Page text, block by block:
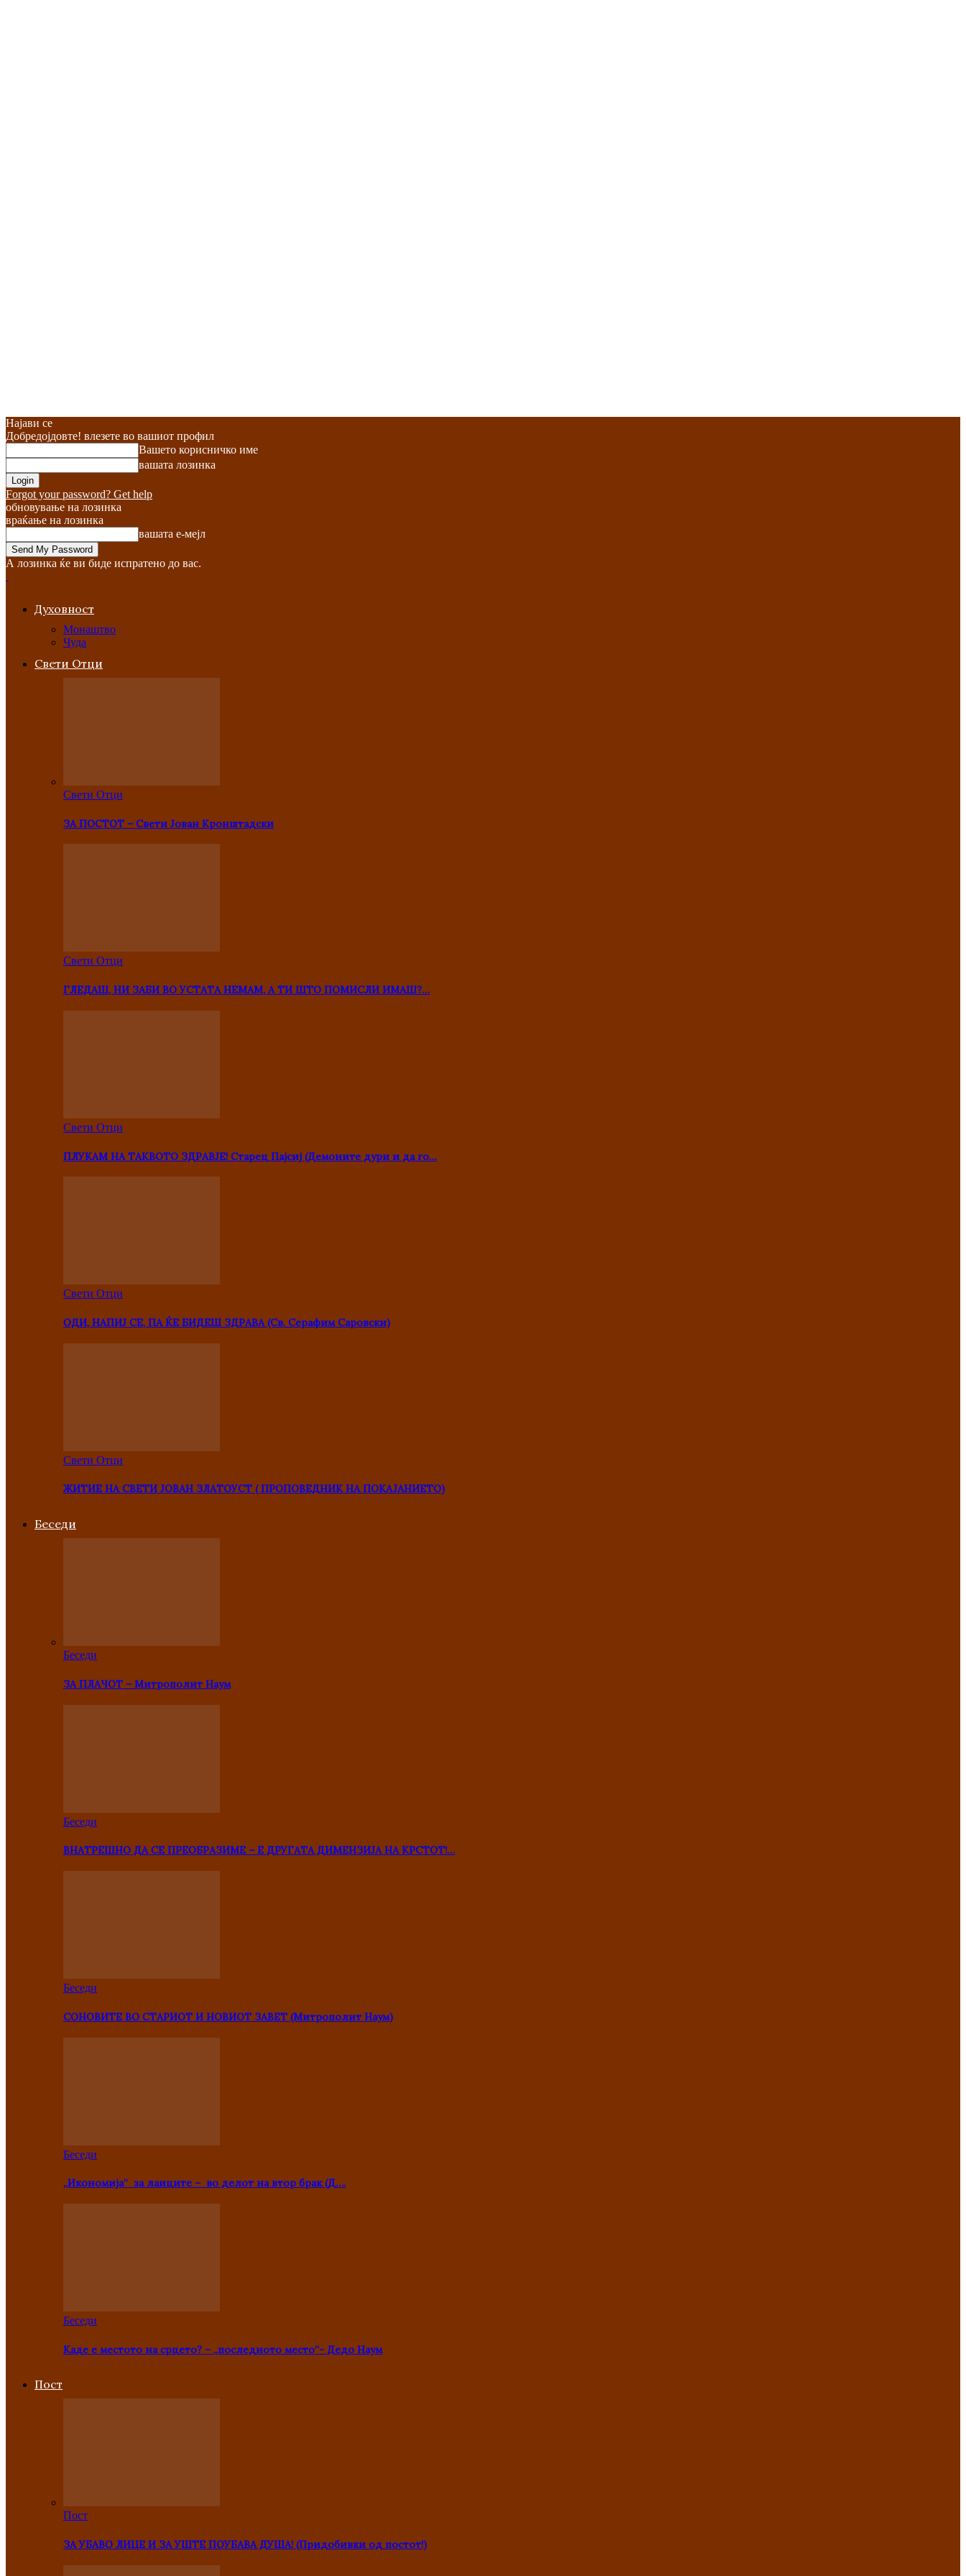
Најави се
Добредојдовте! влезете во вашиот профил
Вашето корисничко име
вашата лозинка
Forgot your password? Get help
обновување на лозинка
враќање на лозинка
вашата е-мејл
А лозинка ќе ви биде испратено до вас.
Духовност
Монаштво
Чуда
Свети Отци
Свети Отци
ЗА ПОСТОТ – Свети Јован Кронштадски
Свети Отци
ГЛЕДАШ, НИ ЗАБИ ВО УСТАТА НЕМАМ, А ТИ ШТО ПОМИСЛИ ИМАШ?…
Свети Отци
ПЛУКАМ НА ТАКВОТО ЗДРАВЈЕ! Старец Пајсиј (Демоните дури и да го…
Свети Отци
ОДИ, НАПИЈ СЕ, ПА ЌЕ БИДЕШ ЗДРАВА (Св. Серафим Саровски)
Свети Отци
ЖИТИЕ НА СВЕТИ ЈОВАН ЗЛАТОУСТ ( ПРОПОВЕДНИК НА ПОКАЈАНИЕТО)
Беседи
Беседи
ЗА ПЛАЧОТ – Митрополит Наум
Беседи
ВНАТРЕШНО ДА СЕ ПРЕОБРАЗИМЕ – Е ДРУГАТА ДИМЕНЗИЈА НА КРСТОТ!…
Беседи
СОНОВИТЕ ВО СТАРИОТ И НОВИОТ ЗАВЕТ (Митрополит Наум)
Беседи
„Икономија“ за лаиците – во делот на втор брак (Д….
Беседи
Каде е местото на срцето? – „последното место“- Дедо Наум
Пост
Пост
ЗА УБАВО ЛИЦЕ И ЗА УШТЕ ПОУБАВА ДУША! (Придобивки од постот!)